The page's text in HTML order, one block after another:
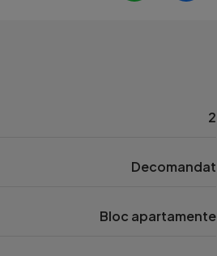
2
Decomandat
Bloc apartamente